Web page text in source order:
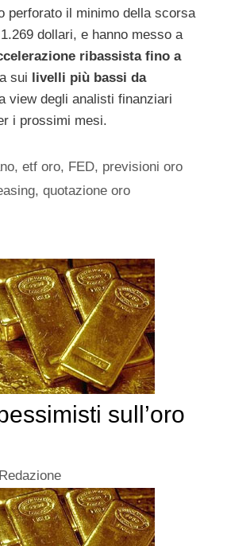
perforato il minimo della scorsa
dollari, e hanno messo a
ribassista fino a
sui livelli più bassi da
view degli analisti finanziari
i prossimi mesi.
,etf oro, FED, previsioni oro
, quotazione oro
sull’oro
Redazione